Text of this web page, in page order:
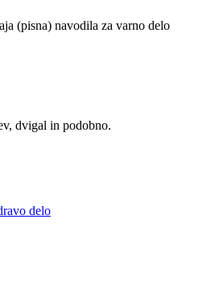
(pisna) navodila za varno delo
dvigal in podobno.
delo